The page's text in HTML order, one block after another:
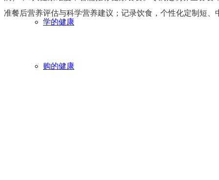
学的健康
购的健康
准餐后营养评估与科学营养建议；记录饮食，个性化定制短、